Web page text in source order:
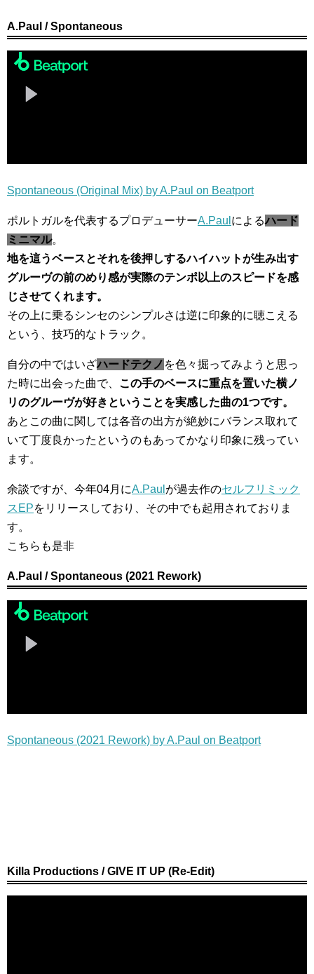
A.Paul / Spontaneous
Spontaneous (Original Mix) by A.Paul on Beatport
ポルトガルを代表するプロデューサーA.Paul によるハード
ミニマル。
地を這うベースとそれを後押しするハイハットが生み出す
グルーヴの前のめり感が実際のテンポ以上のスピードを感
じさせてくれます。
その上に乗るシンセのシンプルさは逆に印象的に聴こえる
という、技巧的なトラック。
自分の中ではいざハードテクノ を色々掘ってみようと思っ
た時に出会った曲で、 この手のベースに重点を置いた横ノ
リのグルーヴが好きということを実感した曲の1つです。
あとこの曲に関しては各音の出方が絶妙にバランス取れて
いて丁度良かったというのもあってかなり印象に残ってい
ます。
余談ですが、今年04月にA.Paul が過去作のセルフリミック
スEPをリリースしており、その中でも起用されておりま
す。
こちらも是非
A.Paul / Spontaneous (2021 Rework)
Spontaneous (2021 Rework) by A.Paul on Beatport
Killa Productions / GIVE IT UP (Re-Edit)